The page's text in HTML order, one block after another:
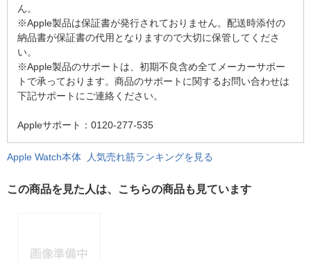
ん。
※Apple製品は保証書が発行されておりません。配送時添付の
納品書が保証書の代用となりますので大切に保管してくださ
い。
※Apple製品のサポートは、初期不良含め全てメーカーサポー
トで承っております。商品のサポートに関するお問い合わせは
下記サポートにご連絡ください。
Appleサポート：0120-277-535
Apple Watch本体 人気売れ筋ランキングを見る
この商品を見た人は、こちらの商品も見ています